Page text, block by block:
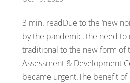
3 min. readDue to the ‘new
by the pandemic, the need to
traditional to the new form of
Assessment & Development
became urgent.The benefit